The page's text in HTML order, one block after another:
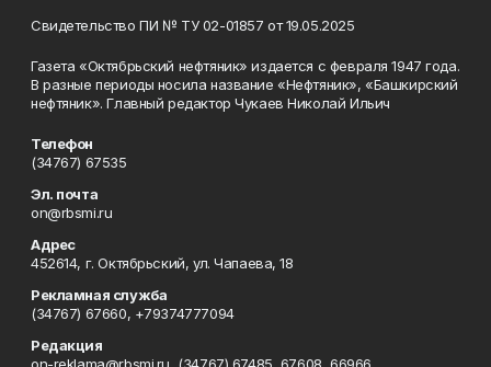
Свидетельство ПИ № ТУ 02-01857 от 19.05.2025
Газета «Октябрьский нефтяник» издается с февраля 1947 года.
В разные периоды носила название «Нефтяник», «Башкирский
нефтяник». Главный редактор Чукаев Николай Ильич
Телефон
(34767) 67535
Эл. почта
on@rbsmi.ru
Адрес
452614, г. Октябрьский, ул. Чапаева, 18
Рекламная служба
(34767) 67660, +79374777094
Редакция